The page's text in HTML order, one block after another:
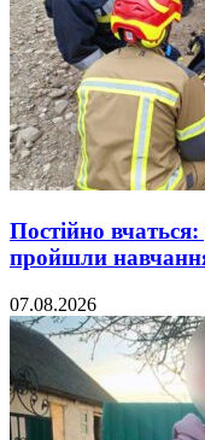
Постійно
пройшли
07.08.2026